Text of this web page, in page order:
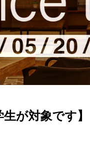
が対象です】